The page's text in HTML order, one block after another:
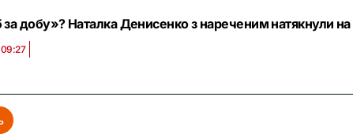
добу»? Наталка Денисенко з нареченим натякнули на